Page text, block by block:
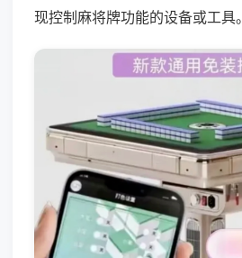
现控制麻将牌功能的设备或工具。